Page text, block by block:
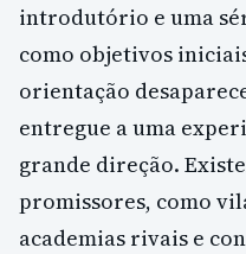
introdutório e uma
como objetivos
orientação
entregue a uma
grande direção.
promissores, como
academias rivais e